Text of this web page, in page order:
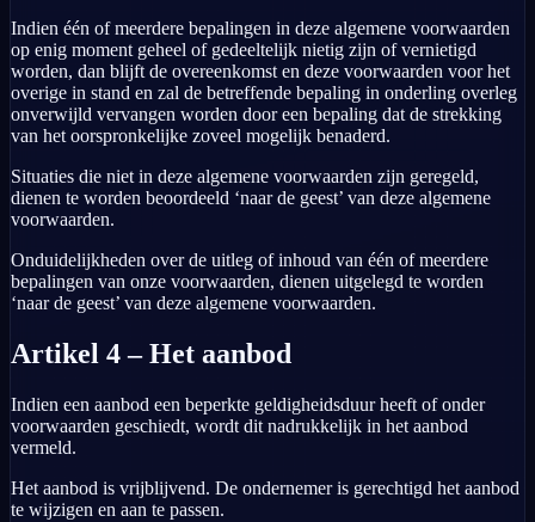
Indien één of meerdere bepalingen in deze algemene voorwaarden
op enig moment geheel of gedeeltelijk nietig zijn of vernietigd
worden, dan blijft de overeenkomst en deze voorwaarden voor het
overige in stand en zal de betreffende bepaling in onderling overleg
onverwijld vervangen worden door een bepaling dat de strekking
van het oorspronkelijke zoveel mogelijk benaderd.
Situaties die niet in deze algemene voorwaarden zijn geregeld,
dienen te worden beoordeeld ‘naar de geest’ van deze algemene
voorwaarden.
Onduidelijkheden over de uitleg of inhoud van één of meerdere
bepalingen van onze voorwaarden, dienen uitgelegd te worden
‘naar de geest’ van deze algemene voorwaarden.
Artikel 4 – Het aanbod
Indien een aanbod een beperkte geldigheidsduur heeft of onder
voorwaarden geschiedt, wordt dit nadrukkelijk in het aanbod
vermeld.
Het aanbod is vrijblijvend. De ondernemer is gerechtigd het aanbod
te wijzigen en aan te passen.